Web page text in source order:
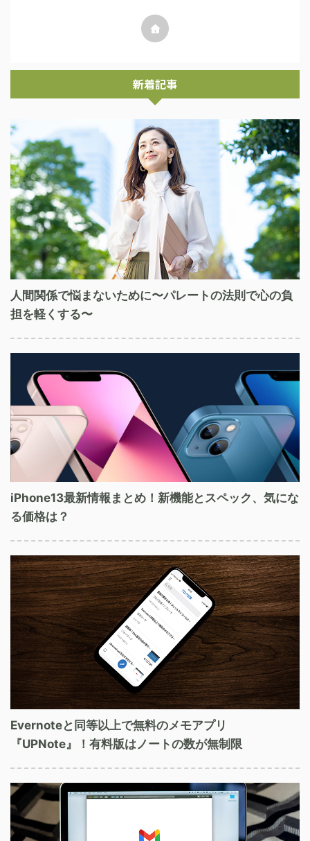
新着記事
人間関係で悩まないために〜パレートの法則で心の負
担を軽くする〜
iPhone13最新情報まとめ！新機能とスペック、気にな
る価格は？
Evernoteと同等以上で無料のメモアプリ
『UPNote』！有料版はノートの数が無制限